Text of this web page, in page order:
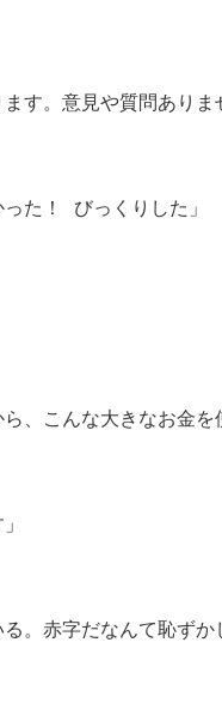
す。意見や質問ありま
た！ びっくりした」
、こんな大きなお金を
。赤字だなんて恥ずか